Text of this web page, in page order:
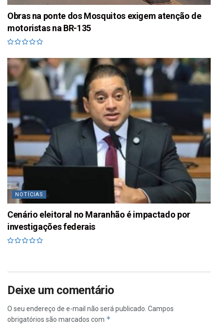
Obras na ponte dos Mosquitos exigem atenção de
motoristas na BR-135
NOTÍCIAS
Cenário eleitoral no Maranhão é impactado por
investigações federais
Deixe um comentário
O seu endereço de e-mail não será publicado. Campos
obrigatórios são marcados com *